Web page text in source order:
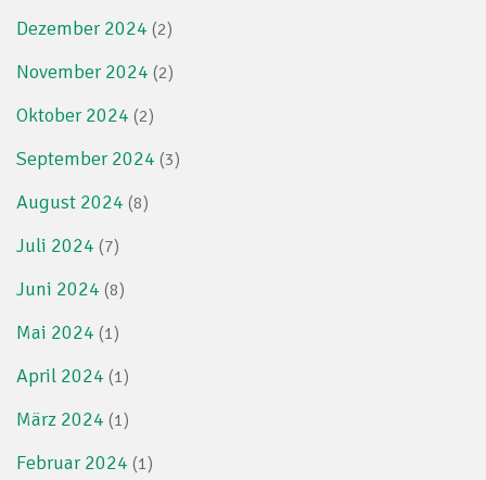
Dezember 2024 (2)
November 2024 (2)
Oktober 2024 (2)
September 2024 (3)
August 2024 (8)
Juli 2024 (7)
Juni 2024 (8)
Mai 2024 (1)
April 2024 (1)
März 2024 (1)
Februar 2024 (1)